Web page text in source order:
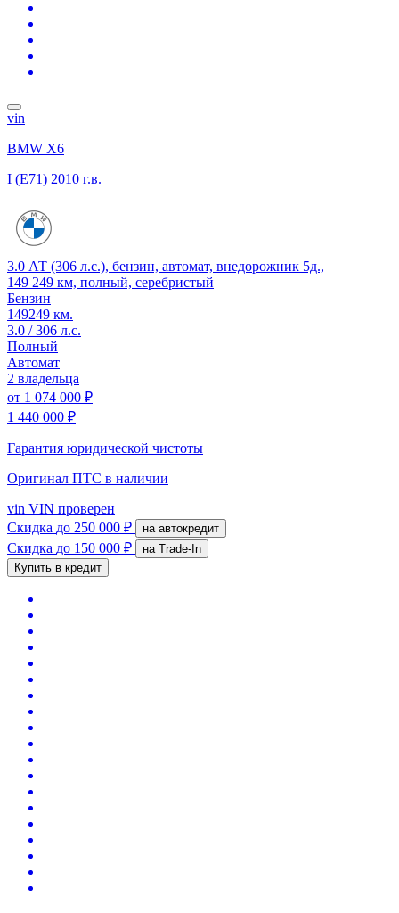
vin
BMW X6
I (E71) 2010 г.в.
3.0 АТ (306 л.с.), бензин, автомат, внедорожник 5д.,
149 249 км, полный, серебристый
Бензин
149249 км.
3.0 / 306 л.с.
Полный
Автомат
2 владельца
от 1 074 000 ₽
1 440 000 ₽
Гарантия юридической чистоты
Оригинал ПТС в наличии
vin VIN проверен
Скидка до 250 000 ₽ на автокредит
Скидка до 150 000 ₽
на Trade-In
Купить в кредит